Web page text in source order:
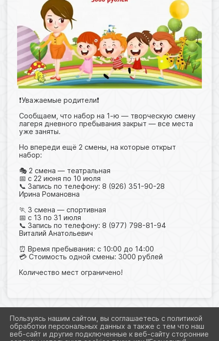
❗️Уважаемые родители❗️
Сообщаем, что набор на 1-ю — творческую смену
лагеря дневного пребывания закрыт — все места
уже заняты.
Но впереди ещё 2 смены, на которые открыт
набор:
🎭 2 смена — театральная
📅 с 22 июня по 10 июля
📞 Запись по телефону: 8 (926) 351-90-28
Ирина Романовна
🏃 3 смена — спортивная
📅 с 13 по 31 июля
📞 Запись по телефону: 8 (977) 798-81-94
Виталий Анатольевич
⏰ Время пребывания: с 10:00 до 14:00
💳 Стоимость одной смены: 3000 рублей
Количество мест ограничено!
2026 Г. MAMONTOVODK.RU
ВХОД
Пользуясь нашим сайтом, вы соглашаетесь с политикой
обработки персональных данных а также с тем что наш
веб-сайт и другие подключенные к веб-сайту сторонние